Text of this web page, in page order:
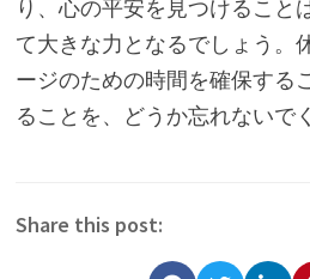
り、心の平安を見つけること
て大きな力となるでしょう。
ージのための時間を確保する
ることを、どうか忘れないで
Share this post: